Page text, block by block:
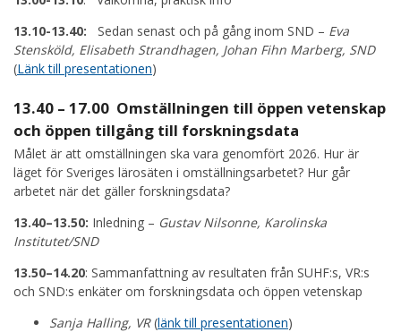
13.10-13.40: Sedan senast och på gång inom SND – Eva
Stensköld, Elisabeth Strandhagen, Johan Fihn Marberg, SND
(Länk till presentationen)
13.40 – 17.00 Omställningen till öppen vetenskap
och öppen tillgång till forskningsdata
Målet är att omställningen ska vara genomfört 2026. Hur är
läget för Sveriges lärosäten i omställningsarbetet? Hur går
arbetet när det gäller forskningsdata?
13.40–13.50: Inledning – Gustav Nilsonne, Karolinska
Institutet/SND
13.50–14.20: Sammanfattning av resultaten från SUHF:s, VR:s
och SND:s enkäter om forskningsdata och öppen vetenskap
Sanja Halling, VR(länk till presentationen)